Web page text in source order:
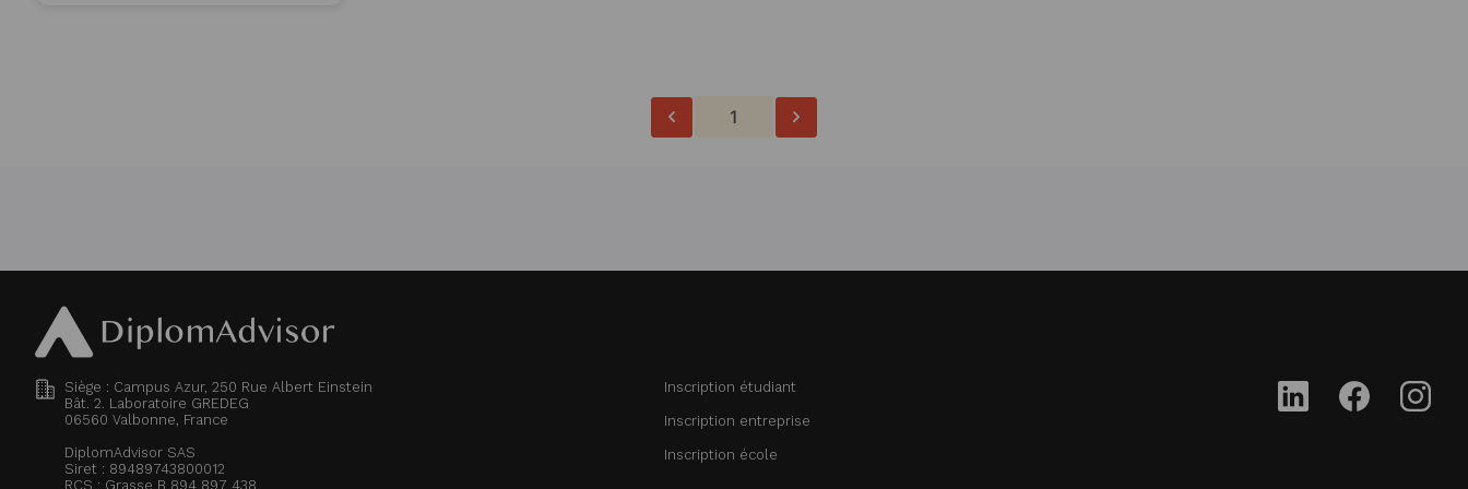
1
Siège : Campus Azur, 250 Rue Albert Einstein
Bât. 2. Laboratoire GREDEG
06560 Valbonne, France
DiplomAdvisor SAS
Siret : 89489743800012
RCS : Grasse B 894 897 438
Inscription étudiant
Inscription entreprise
Inscription école